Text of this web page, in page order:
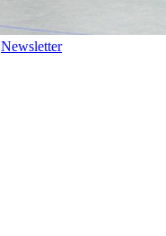
Newsletter